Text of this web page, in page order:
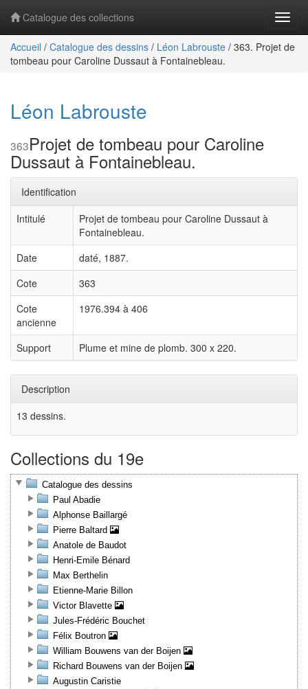
Catalogue des collections
Accueil / Catalogue des dessins / Léon Labrouste / 363. Projet de
tombeau pour Caroline Dussaut à Fontainebleau.
Léon Labrouste
363Projet de tombeau pour Caroline
Dussaut à Fontainebleau.
Identification
Intitulé
Projet de tombeau pour Caroline Dussaut à
Fontainebleau.
Date
daté, 1887.
Cote
363
Cote
ancienne
1976.394 à 406
Support Plume et mine de plomb. 300 x 220.
Description
13 dessins.
Collections du 19e
Catalogue des dessins
Paul Abadie
Alphonse Baillargé
Pierre Baltard
Anatole de Baudot
Henri-Emile Bénard
Max Berthelin
Etienne-Marie Billon
Victor Blavette
Jules-Frédéric Bouchet
Félix Boutron
William Bouwens van der Boijen
Richard Bouwens van der Boijen
Augustin Caristie